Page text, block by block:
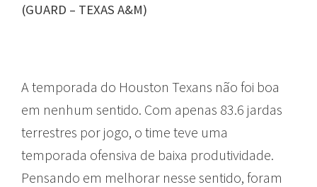
(GUARD – TEXAS A&M)
A temporada do Houston Texans não foi boa
em nenhum sentido. Com apenas 83.6 jardas
terrestres por jogo, o time teve uma
temporada ofensiva de baixa produtividade.
Pensando em melhorar nesse sentido, foram